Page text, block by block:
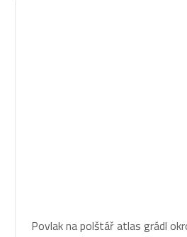
Povlak na polštář atlas grádl